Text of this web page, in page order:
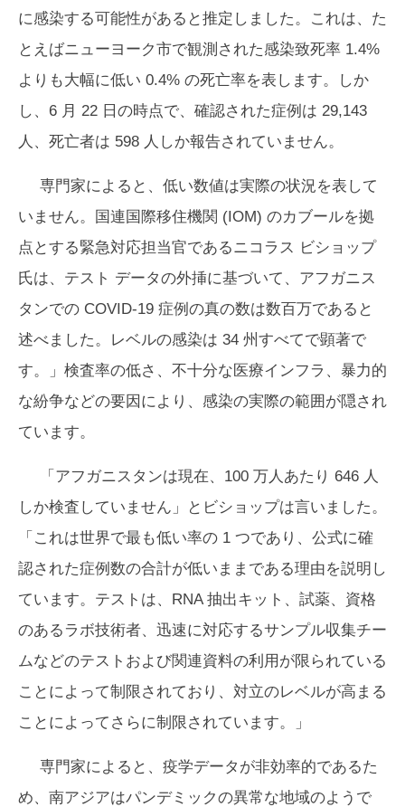
に感染する可能性があると推定しました。これは、た
とえばニューヨーク市で観測された感染致死率 1.4%
よりも大幅に低い 0.4% の死亡率を表します。しか
し、6 月 22 日の時点で、確認された症例は 29,143
人、死亡者は 598 人しか報告されていません。
専門家によると、低い数値は実際の状況を表して
いません。国連国際移住機関 (IOM) のカブールを拠
点とする緊急対応担当官であるニコラス ビショップ
氏は、テスト データの外挿に基づいて、アフガニス
タンでの COVID-19 症例の真の数は数百万であると
述べました。レベルの感染は 34 州すべてで顕著で
す。」検査率の低さ、不十分な医療インフラ、暴力的
な紛争などの要因により、感染の実際の範囲が隠され
ています。
「アフガニスタンは現在、100 万人あたり 646 人
しか検査していません」とビショップは言いました。
「これは世界で最も低い率の 1 つであり、公式に確
認された症例数の合計が低いままである理由を説明し
ています。テストは、RNA 抽出キット、試薬、資格
のあるラボ技術者、迅速に対応するサンプル収集チー
ムなどのテストおよび関連資料の利用が限られている
ことによって制限されており、対立のレベルが高まる
ことによってさらに制限されています。」
専門家によると、疫学データが非効率的であるた
め、南アジアはパンデミックの異常な地域のようで